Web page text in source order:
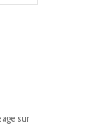
sur